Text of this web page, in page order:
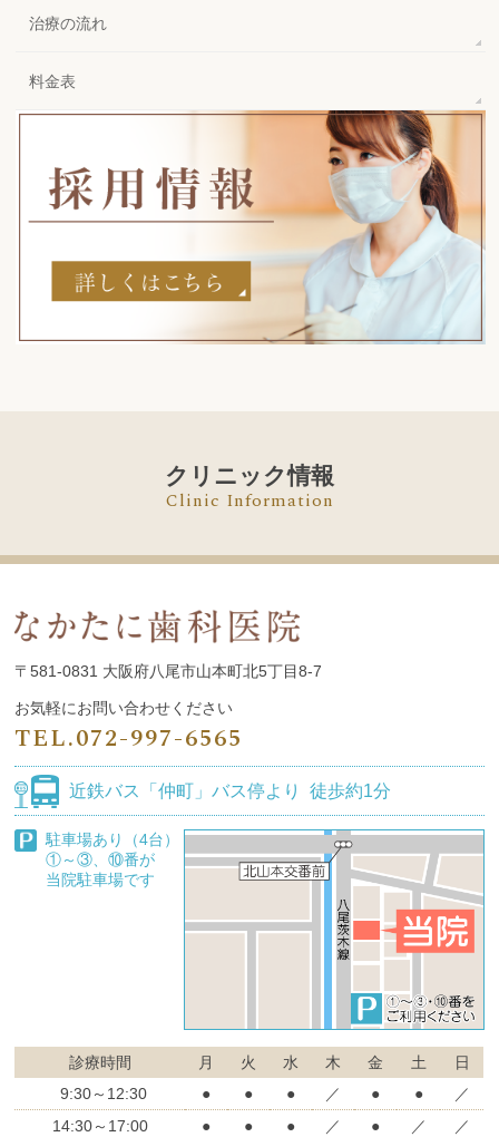
治療の流れ
料金表
クリニック情報
Clinic Information
〒581-0831 大阪府八尾市山本町北5丁目8-7
お気軽にお問い合わせください
TEL.072-997-6565
近鉄バス 「仲町」バス停より徒歩約1分
駐車場あり（4台）
①～③、⑩番が
当院駐車場です
診療時間 月 火 水 木 金 土
日
9:30～12:30
● ● ● ／ ● ●
／
14:30～17:00
● ● ● ／ ● ／
／